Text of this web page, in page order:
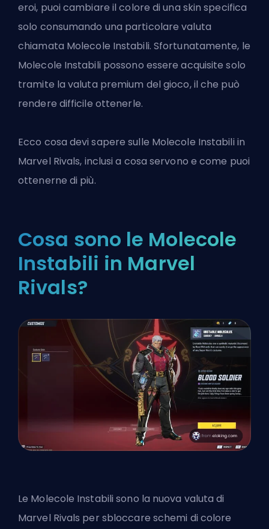
eroi, puoi cambiare il colore di una skin specifica
solo consumando una particolare valuta
chiamata Molecole Instabili. Sfortunatamente, le
Molecole Instabili possono essere acquisite solo
tramite la valuta premium del gioco, il che può
rendere difficile ottenerle.
Ecco cosa devi sapere sulle Molecole Instabili in
Marvel Rivals, inclusi a cosa servono e come puoi
ottenerne di più.
Cosa sono le Molecole
Instabili in Marvel
Rivals?
Le Molecole Instabili sono la nuova valuta di
Marvel Rivals per sbloccare schemi di colore